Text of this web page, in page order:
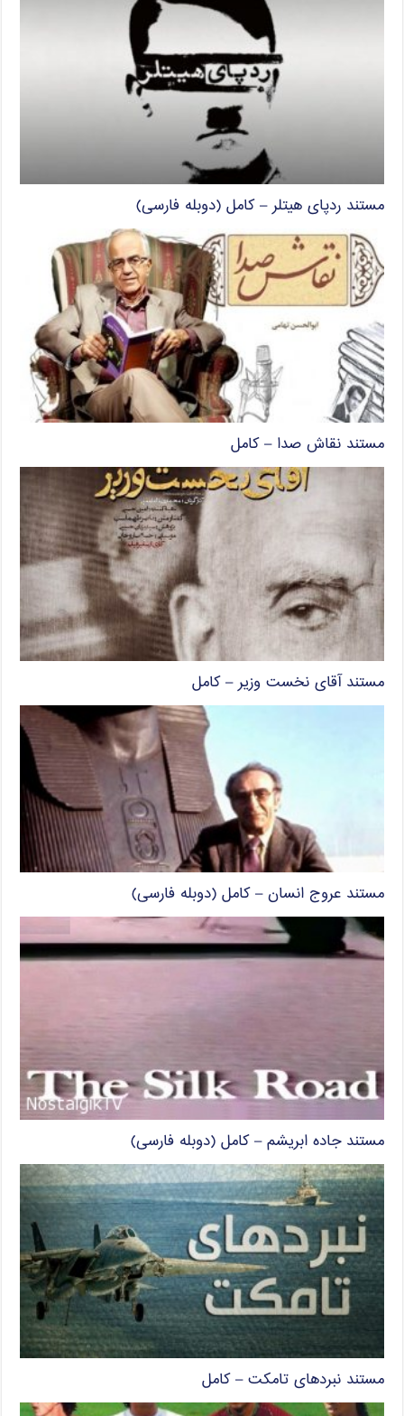
مستند ردپای هیتلر – کامل (دوبله فارسی)
مستند نقاش صدا – کامل
مستند آقای نخست وزیر – کامل
مستند عروج انسان – کامل (دوبله فارسی)
مستند جاده ابریشم – کامل (دوبله فارسی)
مستند نبردهای تامکت – کامل